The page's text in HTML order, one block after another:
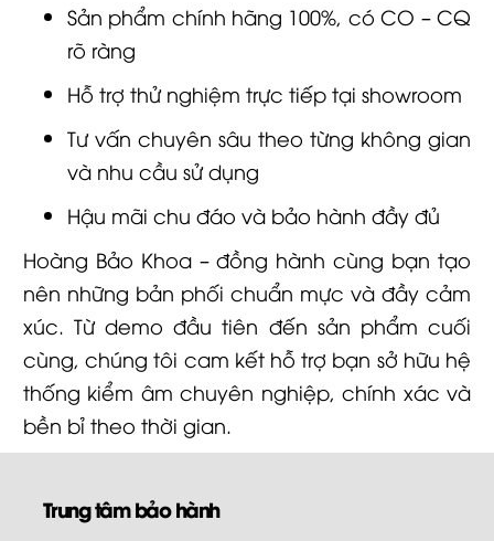
Sản phẩm chính hãng 100%, có CO – CQ
rõ ràng
Hỗ trợ thử nghiệm trực tiếp tại showroom
Tư vấn chuyên sâu theo từng không gian
và nhu cầu sử dụng
Hậu mãi chu đáo và bảo hành đầy đủ
Hoàng Bảo Khoa – đồng hành cùng bạn tạo
nên những bản phối chuẩn mực và đầy cảm
xúc. Từ demo đầu tiên đến sản phẩm cuối
cùng, chúng tôi cam kết hỗ trợ bạn sở hữu hệ
thống kiểm âm chuyên nghiệp, chính xác và
bền bỉ theo thời gian.
Trung tâm bảo hành